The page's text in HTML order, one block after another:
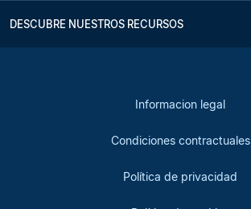
DESCUBRE NUESTROS RECURSOS
Informacion legal
Condiciones contractuales
Política de privacidad